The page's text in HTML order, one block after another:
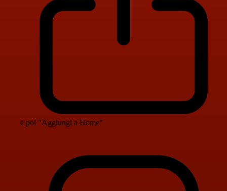
e poi "Aggiungi a Home"